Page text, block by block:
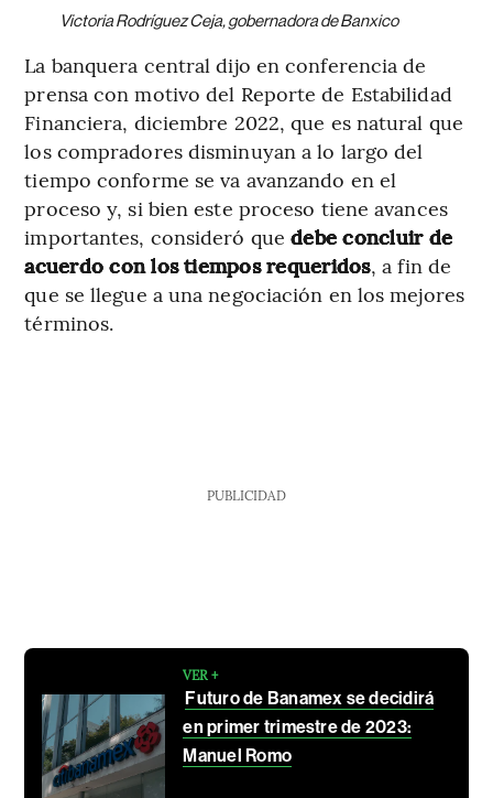
Victoria Rodríguez Ceja, gobernadora de Banxico
La banquera central dijo en conferencia de
prensa con motivo del Reporte de Estabilidad
Financiera, diciembre 2022, que es natural que
los compradores disminuyan a lo largo del
tiempo conforme se va avanzando en el
proceso y, si bien este proceso tiene avances
importantes, consideró que debe concluir de
acuerdo con los tiempos requeridos, a fin de
que se llegue a una negociación en los mejores
términos.
PUBLICIDAD
VER +
Futuro de Banamex se decidirá
en primer trimestre de 2023:
Manuel Romo